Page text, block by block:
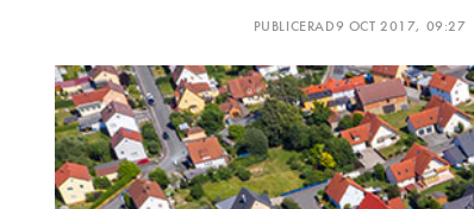
Läs E-tidningen
Om tidningen
Kontakt
Personuppgifter
PUBLICERAD9 OCT 2017, 09:27